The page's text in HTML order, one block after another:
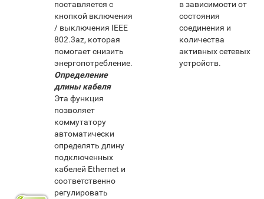
поставляется с
кнопкой включения
/ выключения IEEE
802.3az, которая
помогает снизить
энергопотребление.
в зависимости от
состояния
соединения и
количества
активных сетевых
устройств.
Определение
длины кабеля
Эта функция
позволяет
коммутатору
автоматически
определять длину
подключенных
кабелей Ethernet и
соответственно
регулировать